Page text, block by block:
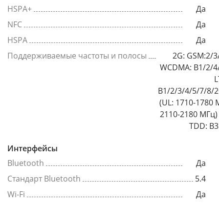
HSPA+
Да
NFC
Да
HSPA
Да
Поддерживаемые частоты и полосы
2G: GSM:2/
WCDMA: B1/2/
B1/2/3/4/5/7/8/
(UL: 1710-1780
2110-2180 МГц)
TDD:
Интерфейсы
Bluetooth
Да
Стандарт Bluetooth
5.4
Wi-Fi
Да